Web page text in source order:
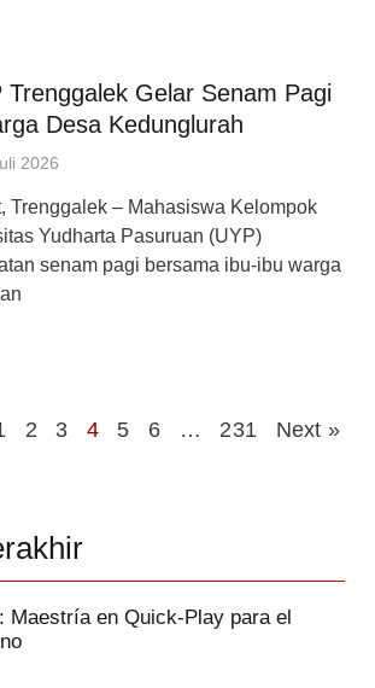
Trenggalek Gelar Senam Pagi
Desa Kedunglurah
2026
Trenggalek – Mahasiswa Kelompok
Yudharta Pasuruan (UYP)
senam pagi bersama ibu-ibu warga
2 3 4 5 6 … 231 Next »
Maestría en Quick‑Play para el